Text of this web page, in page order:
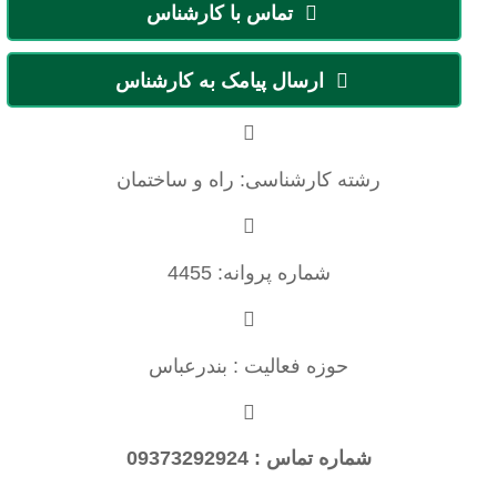
تماس با کارشناس
ارسال پیامک به کارشناس
رشته کارشناسی: راه و ساختمان
شماره پروانه: 4455
حوزه فعالیت : بندرعباس
شماره تماس : 09373292924